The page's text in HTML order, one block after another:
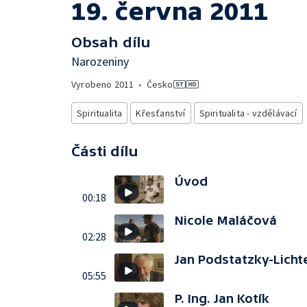
19. června 2011
Obsah dílu
Narozeniny
Vyrobeno 2011 • Česko
Spiritualita Křesťanství Spiritualita - vzdělávací
Části dílu
00:18
Úvod
02:28
Nicole Maláčová
05:55
Jan Podstatzky-
P. Ing. Jan Kotík